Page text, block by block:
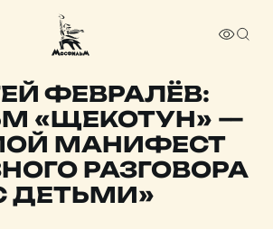
ФЕВРАЛЁВ:
«ЩЕКОТУН» —
МАНИФЕСТ
РАЗГОВОРА
ДЕТЬМИ»